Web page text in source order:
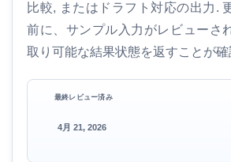
比較, またはドラフト対応の出力.
前に、サンプル入力がレビューさ
取り可能な結果状態を返すことが
最終レビュー済み
4月 21, 2026